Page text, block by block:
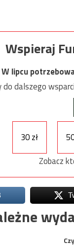
Wspieraj
W lipcu
do dalszego
30 zł
Zobacz